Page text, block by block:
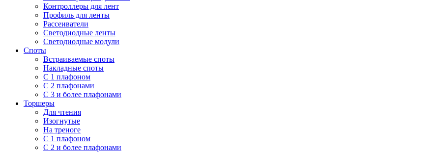
Контроллеры для лент
Профиль для ленты
Рассеиватели
Светодиодные ленты
Светодиодные модули
Споты
Встраиваемые споты
Накладные споты
С 1 плафоном
С 2 плафонами
С 3 и более плафонами
Торшеры
Для чтения
Изогнутые
На треноге
С 1 плафоном
С 2 и более плафонами